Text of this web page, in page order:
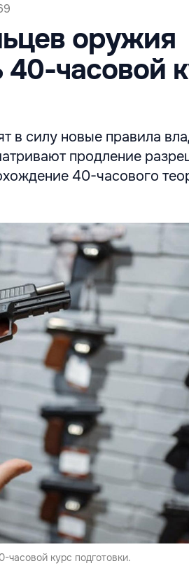
оружия
часовой
в силу новые правила
продление
40-часового
курс подготовки.